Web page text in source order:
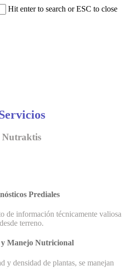
Hit enter to search or ESC to close
Nutraktis
Prediales
de información técnicamente valiosa
desde terreno.
y Manejo Nutricional
y densidad de plantas, se manejan